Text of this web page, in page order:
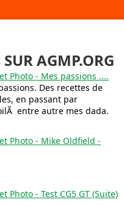
AGMP.ORG
Photo - Mes passions ....
Des recettes de
en passant par
entre autre mes dada.
Photo - Mike Oldfield -
- Test CG5 GT (Suite)